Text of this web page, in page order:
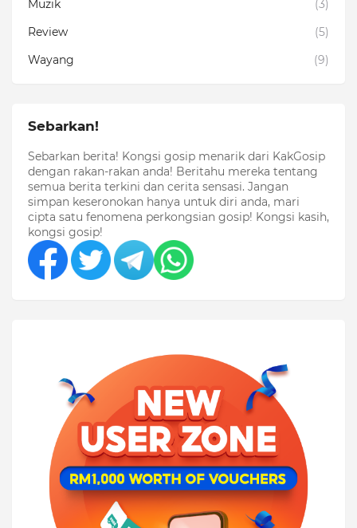
Muzik
(3)
Review
(5)
Wayang
(9)
Sebarkan!
Sebarkan berita! Kongsi gosip menarik dari KakGosip
dengan rakan-rakan anda! Beritahu mereka tentang
semua berita terkini dan cerita sensasi. Jangan
simpan keseronokan hanya untuk diri anda, mari
cipta satu fenomena perkongsian gosip! Kongsi kasih,
kongsi gosip!